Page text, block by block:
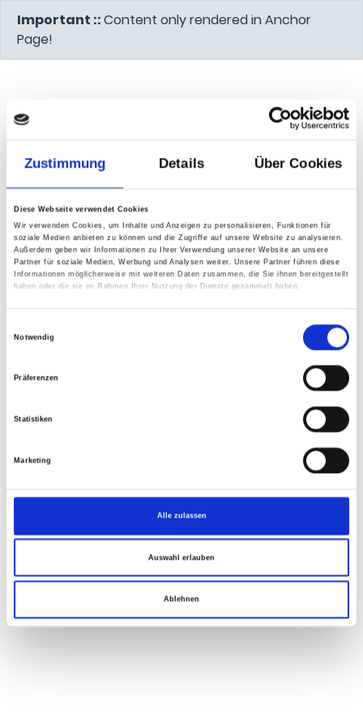
Zustimmung Details Über Cookies
Diese Webseite verwendet Cookies
Wir verwenden Cookies, um Inhalte und Anzeigen zu personalisieren, Funktionen für
soziale Medien anbieten zu können und die Zugriffe auf unsere Website zu analysieren.
Außerdem geben wir Informationen zu Ihrer Verwendung unserer Website an unsere
Partner für soziale Medien, Werbung und Analysen weiter. Unsere Partner führen diese
Informationen möglicherweise mit weiteren Daten zusammen, die Sie ihnen bereitgestellt
haben oder die sie im Rahmen Ihrer Nutzung der Dienste gesammelt haben.
Notwendig
Präferenzen
Statistiken
Marketing
Alle zulassen
Auswahl erlauben
Ablehnen
Important ::Content only rendered in Anchor
Page!